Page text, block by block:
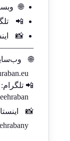
🌐
📲
📸
🌐
📲 تلگرام:
📸